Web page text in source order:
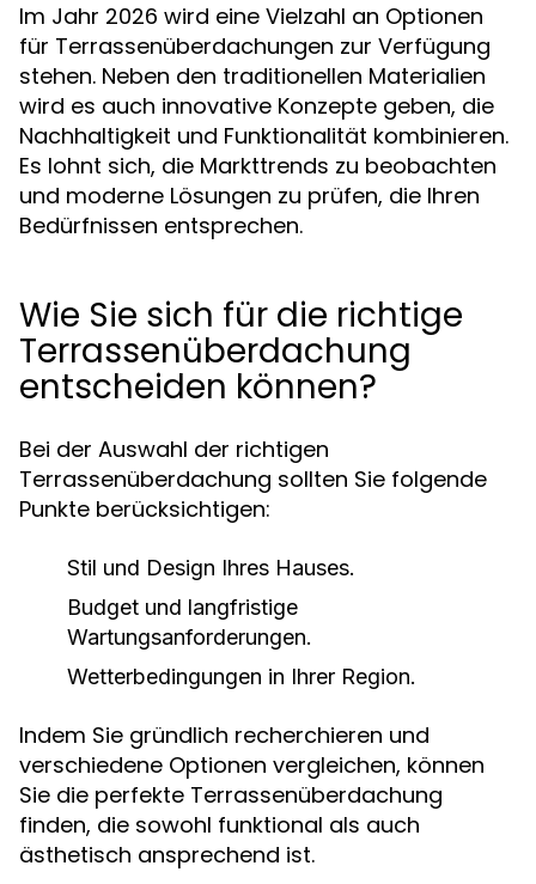
Im Jahr 2026 wird eine Vielzahl an Optionen
für Terrassenüberdachungen zur Verfügung
stehen. Neben den traditionellen Materialien
wird es auch innovative Konzepte geben, die
Nachhaltigkeit und Funktionalität kombinieren.
Es lohnt sich, die Markttrends zu beobachten
und moderne Lösungen zu prüfen, die Ihren
Bedürfnissen entsprechen.
Wie Sie sich für die richtige
Terrassenüberdachung
entscheiden können?
Bei der Auswahl der richtigen
Terrassenüberdachung sollten Sie folgende
Punkte berücksichtigen:
Stil und Design Ihres Hauses.
Budget und langfristige
Wartungsanforderungen.
Wetterbedingungen in Ihrer Region.
Indem Sie gründlich recherchieren und
verschiedene Optionen vergleichen, können
Sie die perfekte Terrassenüberdachung
finden, die sowohl funktional als auch
ästhetisch ansprechend ist.